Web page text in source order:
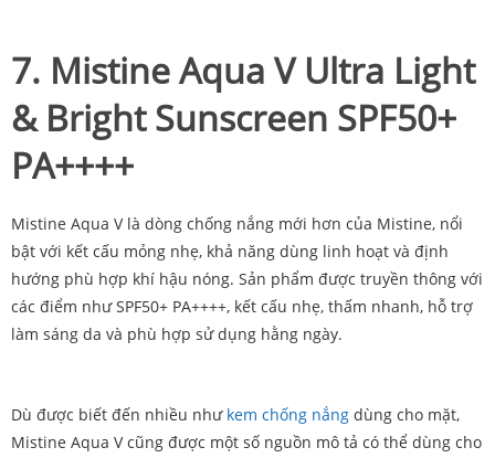
7. Mistine Aqua V Ultra Light
& Bright Sunscreen SPF50+
PA++++
Mistine Aqua V là dòng chống nắng mới hơn của Mistine, nổi
bật với kết cấu mỏng nhẹ, khả năng dùng linh hoạt và định
hướng phù hợp khí hậu nóng. Sản phẩm được truyền thông với
các điểm như SPF50+ PA++++, kết cấu nhẹ, thấm nhanh, hỗ trợ
làm sáng da và phù hợp sử dụng hằng ngày.
Dù được biết đến nhiều như kem chống nắng dùng cho mặt,
Mistine Aqua V cũng được một số nguồn mô tả có thể dùng cho